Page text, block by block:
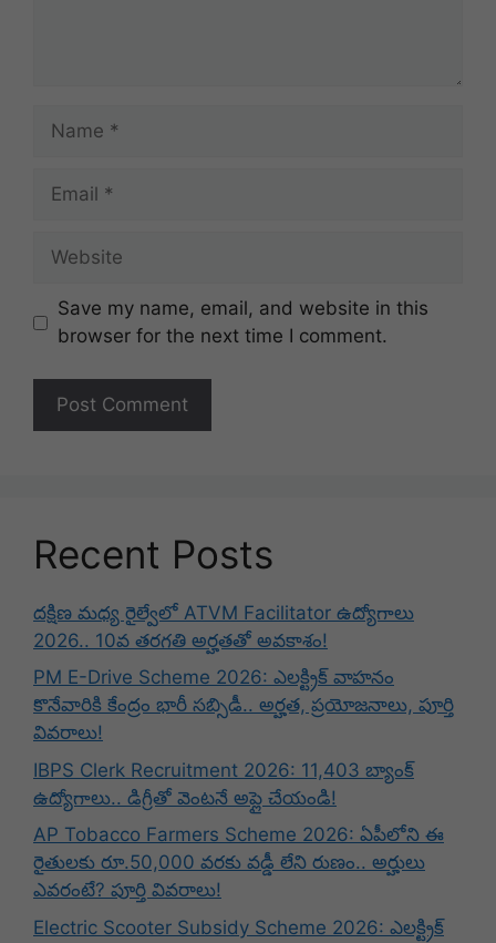
Website
Save my name, email, and website in this
browser for the next time I comment.
Recent Posts
దక్షిణ మధ్య రైల్వేలో ATVM Facilitator ఉద్యోగాలు
2026.. 10వ తరగతి అర్హతతో అవకాశం!
PM E-Drive Scheme 2026: ఎలక్ట్రిక్ వాహనం
కొనేవారికి కేంద్రం భారీ సబ్సిడీ.. అర్హత, ప్రయోజనాలు, పూర్తి
వివరాలు!
IBPS Clerk Recruitment 2026: 11,403 బ్యాంక్
ఉద్యోగాలు.. డిగ్రీతో వెంటనే అప్లై చేయండి!
AP Tobacco Farmers Scheme 2026: ఏపీలోని ఈ
రైతులకు రూ.50,000 వరకు వడ్డీ లేని రుణం.. అర్హులు
ఎవరంటే? పూర్తి వివరాలు!
Electric Scooter Subsidy Scheme 2026: ఎలక్ట్రిక్